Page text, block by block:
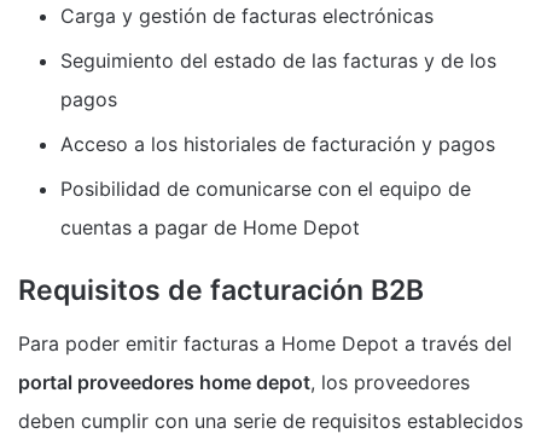
Carga y gestión de facturas electrónicas
Seguimiento del estado de las facturas y de los
pagos
Acceso a los historiales de facturación y pagos
Posibilidad de comunicarse con el equipo de
cuentas a pagar de Home Depot
Requisitos de facturación B2B
Para poder emitir facturas a Home Depot a través del
portal proveedores home depot, los proveedores
deben cumplir con una serie de requisitos establecidos